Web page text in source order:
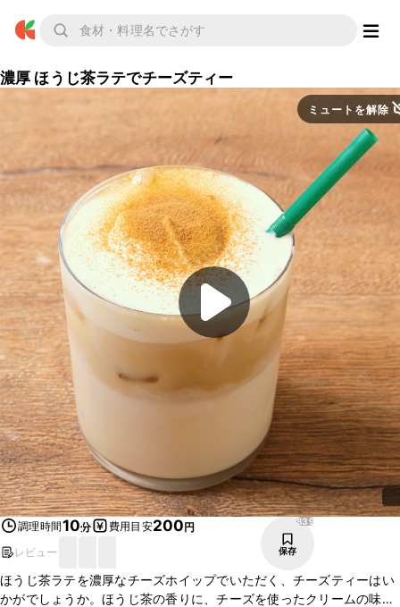
濃厚 ほうじ茶ラテでチーズティー
ミュートを解除
調理時間10分 費用目安200円
レビュー
839
保存
ほうじ茶ラテを濃厚なチーズホイップでいただく、チーズティーはい
かがでしょうか。ほうじ茶の香りに、チーズを使ったクリームの味わ